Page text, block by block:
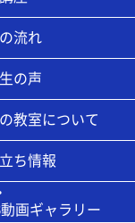
流れ
の声
教室について
ち情報
画ギャラリー